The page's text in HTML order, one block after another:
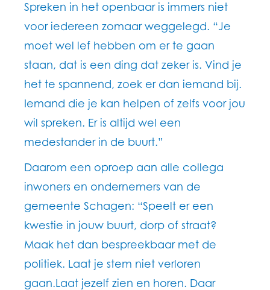
Spreken in het openbaar is immers niet
voor iedereen zomaar weggelegd. “Je
moet wel lef hebben om er te gaan
staan, dat is een ding dat zeker is. Vind je
het te spannend, zoek er dan iemand bij.
Iemand die je kan helpen of zelfs voor jou
wil spreken. Er is altijd wel een
medestander in de buurt.”
Daarom een oproep aan alle collega
inwoners en ondernemers van de
gemeente Schagen: “Speelt er een
kwestie in jouw buurt, dorp of straat?
Maak het dan bespreekbaar met de
politiek. Laat je stem niet verloren
gaan.Laat jezelf zien en horen. Daar